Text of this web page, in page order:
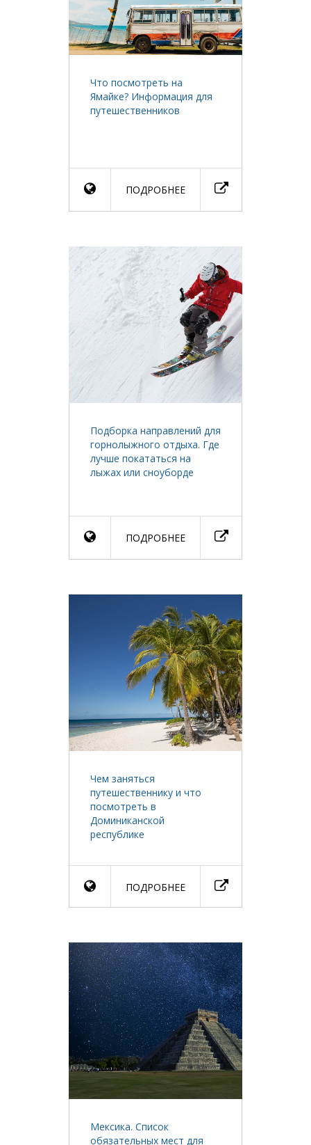
Что посмотреть на
Ямайке? Информация для
путешественников
ПОДРОБНЕЕ
Подборка направлений для
горнолыжного отдыха. Где
лучше покататься на
лыжах или сноуборде
ПОДРОБНЕЕ
Чем заняться
путешественнику и что
посмотреть в
Доминиканской
республике
ПОДРОБНЕЕ
Мексика. Список
обязательных мест для